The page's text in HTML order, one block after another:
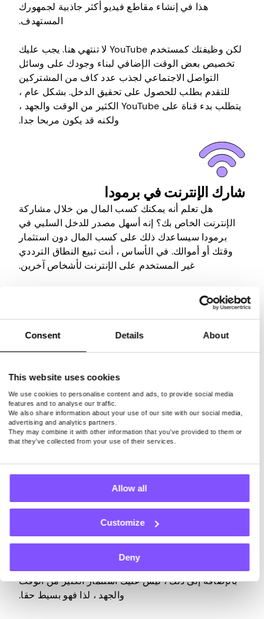
Consent Details About
This website uses cookies
We use cookies to personalise content and ads, to provide social media
features and to analyse our traffic.
We also share information about your use of our site with our social media,
advertising and analytics partners.
They may combine it with other information that you’ve provided to them or
that they’ve collected from your use of their services.
Allow all
Customize
Deny
هذا في إنشاء مقاطع فيديو أكثر جاذبية لجمهورك
المستهدف.
لكن وظيفتك كمستخدم YouTube لا تنتهي هنا. يجب عليك
تخصيص بعض الوقت الإضافي لبناء وجودك على وسائل
التواصل الاجتماعي لجذب عدد كاف من المشتركين
للتقدم بطلب للحصول على تحقيق الدخل. بشكل عام ،
يتطلب بدء قناة على YouTube الكثير من الوقت والجهد ،
ولكنه قد يكون مربحا جدا.
شارك الإنترنت في برمودا
هل تعلم أنه يمكنك كسب المال من خلال مشاركة
الإنترنت الخاص بك؟ إنه أسهل مصدر للدخل السلبي في
برمودا سيساعدك ذلك على كسب المال دون استثمار
وقتك أو أموالك. في الأساس ، أنت تبيع النطاق الترددي
غير المستخدم على الإنترنت لأشخاص آخرين.
كل ما عليك فعله هو تثبيت تطبيق مناسب على جهاز
متصل بالإنترنت ، وإنشاء حساب ، وستقوم الشركة التي
تقف وراءه بالباقي. سيقومون بتأجير النطاق الترددي
الخاص بك للآخرين والسماح لهم باستخدامه من خلال
عنوان IP الخاص بك لأنشطة التصفح الخاصة بهم. لذلك كل
فقط ضع في اعتبارك أنه فقط باستخدام تطبيق جدير
بالثقة يشارك اتصالك بالإنترنت بشكل آمن ، يمكنك تحويل
النطاق الترددي غير المستخدم إلى نقود دون القلق بشأن
خصوصيتك أو أمانك.
المشاركة في الاستطلاعات المدفوعة
هناك طريقة أخرى سهلة لكسب المال عبر الإنترنت وهي
إكمال الاستطلاعات المدفوعة. على الرغم من أن
المدفوعات لن تجعلك ثريا ، إلا أنها ستوفر لك دفعة مالية
بالإضافة إلى ذلك ، ليس عليك استثمار الكثير من الوقت
والجهد ، لذا فهو بسيط حقا.